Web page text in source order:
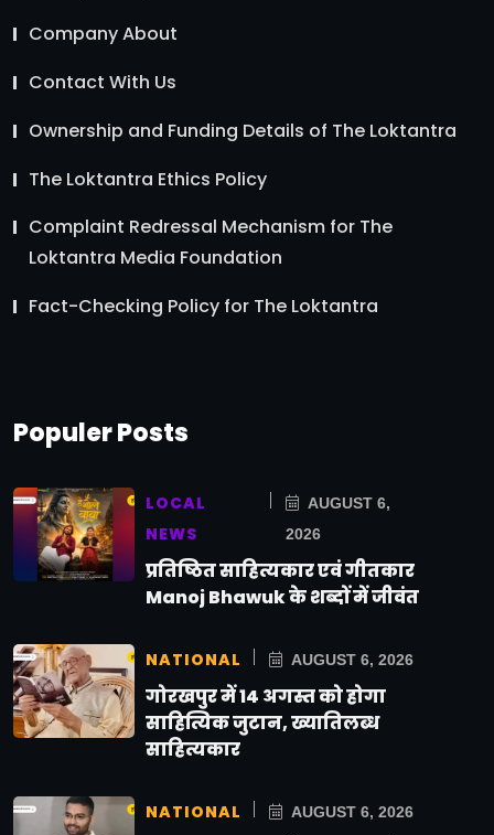
Company About
Contact With Us
Ownership and Funding Details of The Loktantra
The Loktantra Ethics Policy
Complaint Redressal Mechanism for The
Loktantra Media Foundation
Fact-Checking Policy for The Loktantra
Populer Posts
LOCAL
NEWS
AUGUST 6,
2026
प्रतिष्ठित साहित्यकार एवं गीतकार
Manoj Bhawuk के शब्दों में जीवंत
NATIONAL AUGUST 6, 2026
गोरखपुर में 14 अगस्त को होगा
साहित्यिक जुटान, ख्यातिलब्ध
साहित्यकार
NATIONAL AUGUST 6, 2026